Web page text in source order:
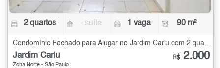
2 quartos - suíte 1 vaga 90 m²
Condomínio Fechado para Alugar no Jardim Carlu com 2 quartos - 90 m²
Jardim Carlu
Zona Norte - São Paulo
R$ 2.000